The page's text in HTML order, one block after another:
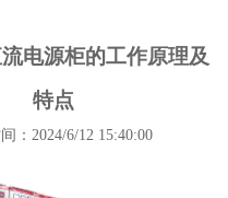
电源柜的工作原理及
特点
：2024/6/12 15:40:00